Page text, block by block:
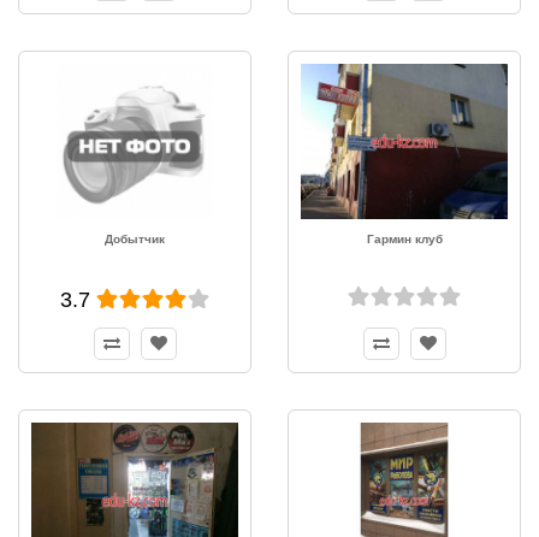
Добытчик
3.7
Гармин клуб